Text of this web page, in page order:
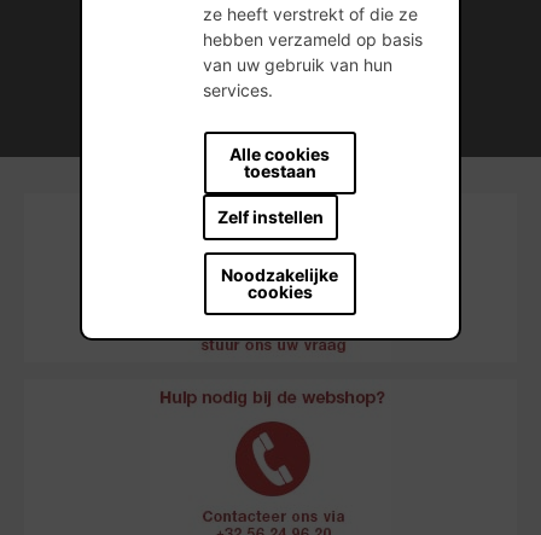
ze heeft verstrekt of die ze
hebben verzameld op basis
van uw gebruik van hun
services.
Alle cookies
toestaan
Zelf instellen
Noodzakelijke
cookies
Internationale kennis en ervaring
Professionele naverkoopservice
Duurzame bouwmateriaaloplossingen